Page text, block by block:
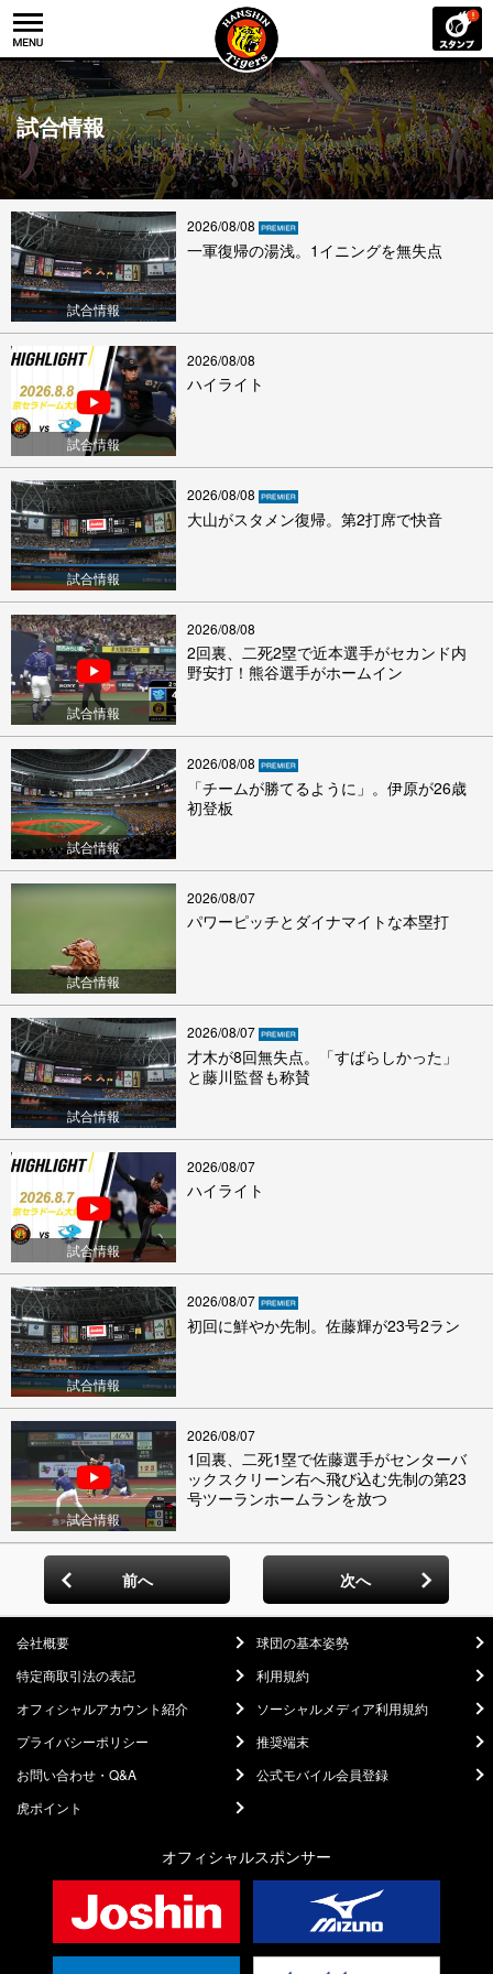
試合情報
試合情報
2026/08/08
一軍復帰の湯浅。1イニングを無失点
試合情報
2026/08/08
ハイライト
試合情報
2026/08/08
大山がスタメン復帰。第2打席で快音
試合情報
2026/08/08
2回裏、二死2塁で近本選手がセカンド内
野安打！熊谷選手がホームイン
試合情報
2026/08/08
「チームが勝てるように」。伊原が26歳
初登板
試合情報
2026/08/07
パワーピッチとダイナマイトな本塁打
試合情報
2026/08/07
才木が8回無失点。「すばらしかった」
と藤川監督も称賛
試合情報
2026/08/07
ハイライト
試合情報
2026/08/07
初回に鮮やか先制。佐藤輝が23号2ラン
試合情報
2026/08/07
1回裏、二死1塁で佐藤選手がセンターバ
ックスクリーン右へ飛び込む先制の第23
号ツーランホームランを放つ
前へ 次へ
会社概要
球団の基本姿勢
特定商取引法の表記
利用規約
オフィシャルアカウント紹介
ソーシャルメディア利用規約
プライバシーポリシー
推奨端末
お問い合わせ・Q&A
公式モバイル会員登録
虎ポイント
オフィシャルスポンサー